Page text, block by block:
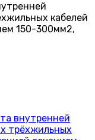
кабелей
150-300мм2,
внутренней
трёхжильных